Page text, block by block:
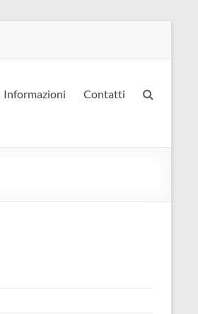
Informazioni Contatti